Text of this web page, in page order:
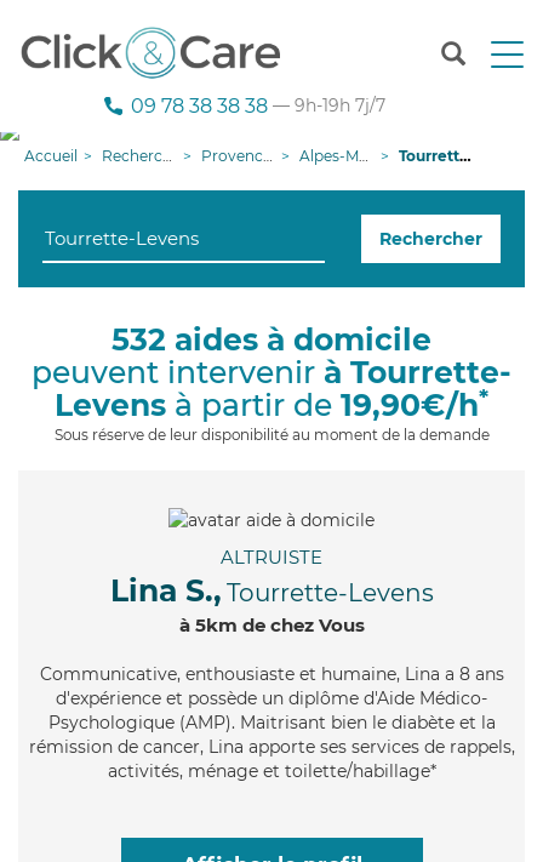
T
n
g
i
09 78 38 38 38 — 9h-19h 7j/7
Accueil Recherche aide à domicile Provence-Alpes-Côte d'Azur Alpes-Maritimes Tourrette-Levens
Rechercher
532 aides à domicile
peuvent intervenir à Tourrette-
Levens à partir de 19,90€/h*
Sous réserve de leur disponibilité au moment de la demande
ALTRUISTE
Lina S., Tourrette-Levens
à 5km de chez Vous
Communicative, enthousiaste et humaine, Lina a 8 ans
d'expérience et possède un diplôme d'Aide Médico-
Psychologique (AMP). Maitrisant bien le diabète et la
rémission de cancer, Lina apporte ses services de rappels,
activités, ménage et toilette/habillage*